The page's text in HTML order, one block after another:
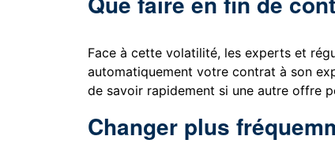
Face à cette volatilité, les experts et
automatiquement votre contrat à son
de savoir rapidement si une autre offre
Changer plus